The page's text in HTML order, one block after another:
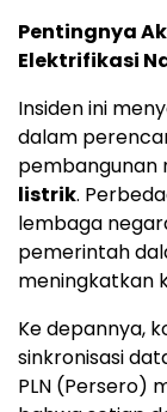
Pentingnya
Elektrifikasi
Insiden ini
dalam
pembangunan
listrik.
lembaga
pemerintah
meningkatkan
Ke depannya,
sinkronisasi
PLN (Persero)